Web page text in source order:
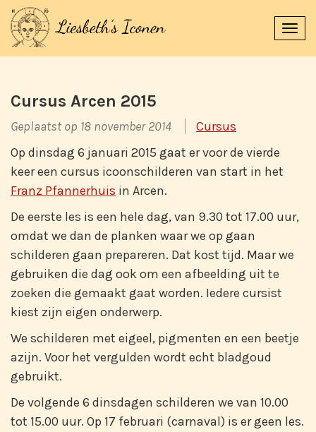
Cursus Arcen 2015
Geplaatst op 18 november 2014
Cursus
Op dinsdag 6 januari 2015 gaat er voor de vierde
keer een cursus icoonschilderen van start in het
Franz Pfannerhuis in Arcen.
De eerste les is een hele dag, van 9.30 tot 17.00 uur,
omdat we dan de planken waar we op gaan
schilderen gaan prepareren. Dat kost tijd. Maar we
gebruiken die dag ook om een afbeelding uit te
zoeken die gemaakt gaat worden. Iedere cursist
kiest zijn eigen onderwerp.
We schilderen met eigeel, pigmenten en een beetje
azijn. Voor het vergulden wordt echt bladgoud
gebruikt.
De volgende 6 dinsdagen schilderen we van 10.00
tot 15.00 uur. Op 17 februari (carnaval) is er geen les.